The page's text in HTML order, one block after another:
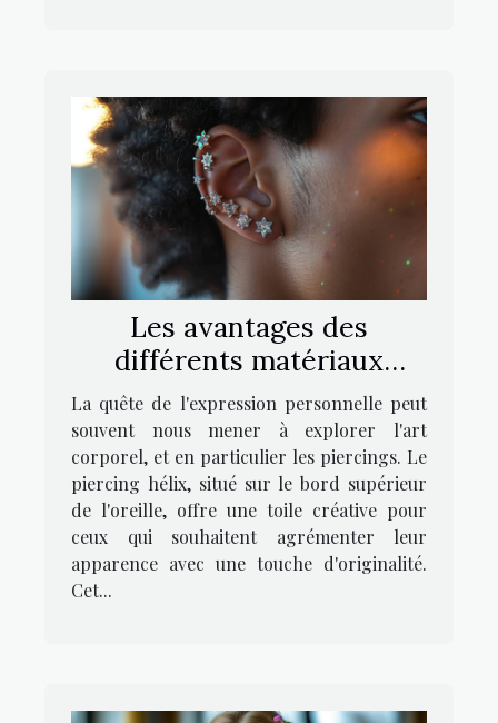
Les avantages des
différents matériaux
utilisés pour les piercings
hélix
La quête de l'expression personnelle peut
souvent nous mener à explorer l'art
corporel, et en particulier les piercings. Le
piercing hélix, situé sur le bord supérieur
de l'oreille, offre une toile créative pour
ceux qui souhaitent agrémenter leur
apparence avec une touche d'originalité.
Cet...